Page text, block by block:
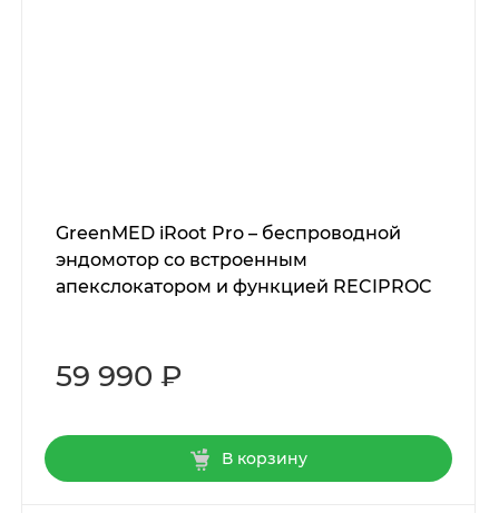
GreenMED iRoot Pro – беспроводной
эндомотор со встроенным
апекслокатором и функцией RECIPROC
59 990 ₽
В корзину